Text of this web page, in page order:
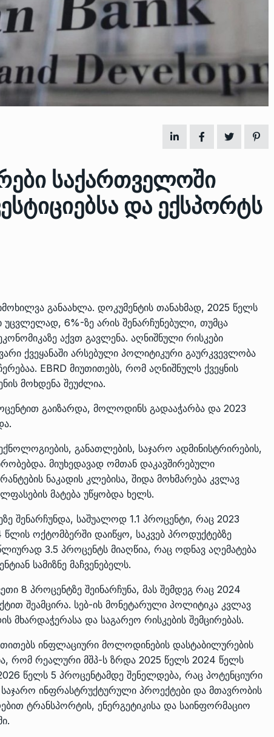
საქართველოში
და ექსპორტს
განაახლა. დოკუმენტის თანახმად, 2025 წელს
6%-ზე არის შენარჩუნებული, თუმცა
აქვთ გავლენა. აღნიშნული რისკები
ქვეყანაში არსებული პოლიტიკური გაურკვევლობა
EBRD მიუთითებს, რომ აღნიშნულს ქვეყნის
მოხდენა შეუძლია.
გაიზარდა, მოლოდინს გადააჭარბა და 2023
განათლების, საჯარო ადმინისტრირების,
მიუხედავად ომთან დაკავშირებული
ნაკადის კლებისა, შიდა მოხმარება კვლავ
მატება უწყობდა ხელს.
შენარჩუნდა, საშუალოდ 1.1 პროცენტი, რაც 2023
ოქტომბერში დაიწყო, საკვებ პროდუქტებზე
3.5 პროცენტს მიაღწია, რაც ოდნავ აღემატება
სამიზნე მაჩვენებელს.
8 პროცენტზე შეინარჩუნა, მას შემდეგ რაც 2024
შეამცირა. სებ-ის მონეტარული პოლიტიკა კვლავ
და საგარეო რისკების შემცირებას.
ინფლაციური მოლოდინების დასტაბილურების
რომ რეალური მშპ-ს ზრდა 2025 წელს 2024 წელს
წელს 5 პროცენტამდე შენელდება, რაც პოტენციური
ინფრასტრუქტურული პროექტები და მთავრობის
ტრანსპორტის, ენერგეტიკისა და საინფორმაციო
გამართულ
და
11
ზურაბ აზარაშვილი:
„სოციალურად დაუცველთა
დასაქმების პროგრამაში,…
12 13/05/2022
მარაგი დღეისათვის გვაქვს
14
ტექნოპარკში სტარტაპერებს…
ᲒᲐᲜᲐᲗᲚᲔᲑᲐ 15/05/2022
15
პრემიერ-მინისტრმა ირაკლი
ღარიბაშვილმა ახლად
ᲒᲐᲜᲐᲗᲚᲔᲑᲐ 15/05/2022